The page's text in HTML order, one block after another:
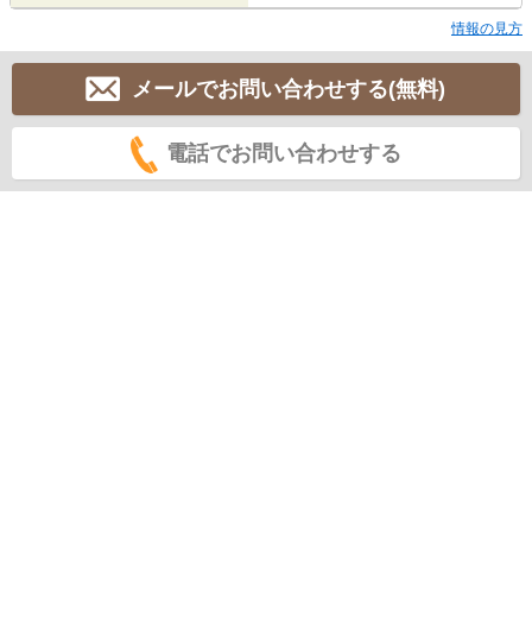
情報の見方
メールでお問い合わせする(無料)
電話でお問い合わせする